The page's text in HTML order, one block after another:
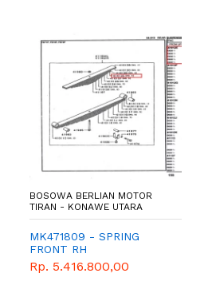
BOSOWA BERLIAN MOTOR
TIRAN - KONAWE UTARA
MK471809 - SPRING
FRONT RH
Rp. 5.416.800,00